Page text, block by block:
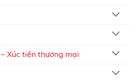
Xúc tiến thương mại